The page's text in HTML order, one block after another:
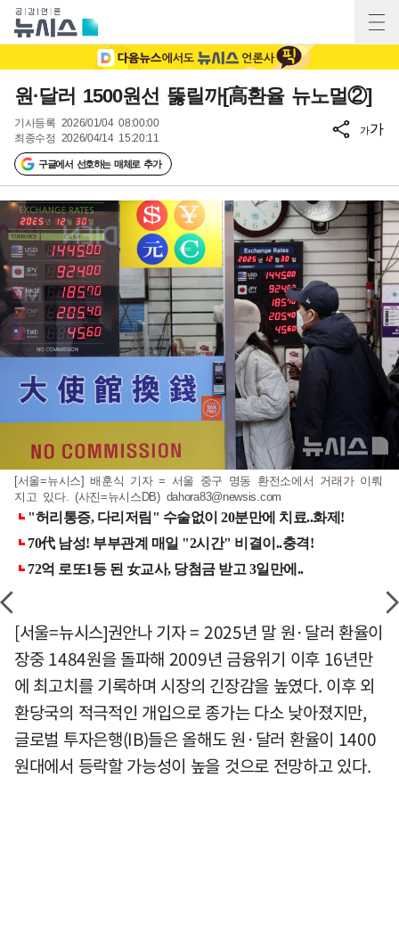
원·달러 1500원선 뚫릴까[高환율 뉴노멀②]
기사등록 2026/01/04 08:00:00
최종수정 2026/04/14 15:20:11
구글에서 선호하는 매체로 추가
가가
[서울=뉴시스] 배훈식 기자 = 서울 중구 명동 환전소에서 거래가 이뤄
지고 있다. (사진=뉴시스DB) dahora83@newsis.com
[서울=뉴시스]권안나 기자 = 2025년 말 원·달러 환율이
장중 1484원을 돌파해 2009년 금융위기 이후 16년만
에 최고치를 기록하며 시장의 긴장감을 높였다. 이후 외
환당국의 적극적인 개입으로 종가는 다소 낮아졌지만,
글로벌 투자은행(IB)들은 올해도 원·달러 환율이 1400
원대에서 등락할 가능성이 높을 것으로 전망하고 있다.